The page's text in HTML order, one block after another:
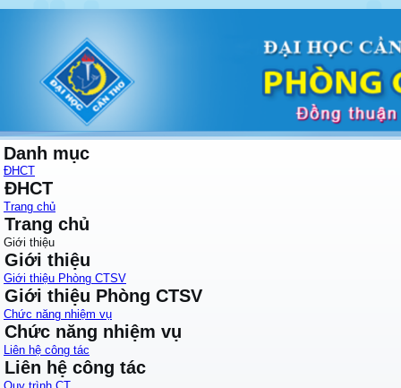
Danh mục
ĐHCT
ĐHCT
Trang chủ
Trang chủ
Giới thiệu
Giới thiệu
Giới thiệu Phòng CTSV
Giới thiệu Phòng CTSV
Chức năng nhiệm vụ
Chức năng nhiệm vụ
Liên hệ công tác
Liên hệ công tác